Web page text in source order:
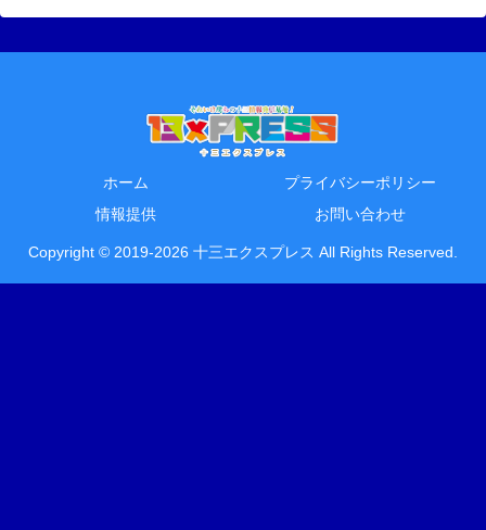
ホーム
プライバシーポリシー
情報提供
お問い合わせ
Copyright © 2019-2026 十三エクスプレス All Rights Reserved.